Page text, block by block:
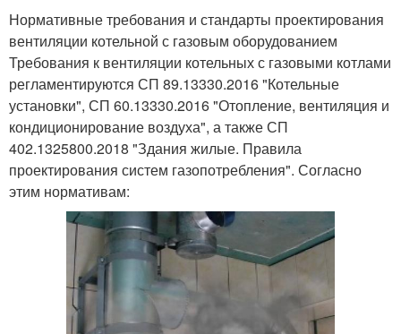
Нормативные требования и стандарты проектирования
вентиляции котельной с газовым оборудованием
Требования к вентиляции котельных с газовыми котлами
регламентируются СП 89.13330.2016 "Котельные
установки", СП 60.13330.2016 "Отопление, вентиляция и
кондиционирование воздуха", а также СП
402.1325800.2018 "Здания жилые. Правила
проектирования систем газопотребления". Согласно
этим нормативам: